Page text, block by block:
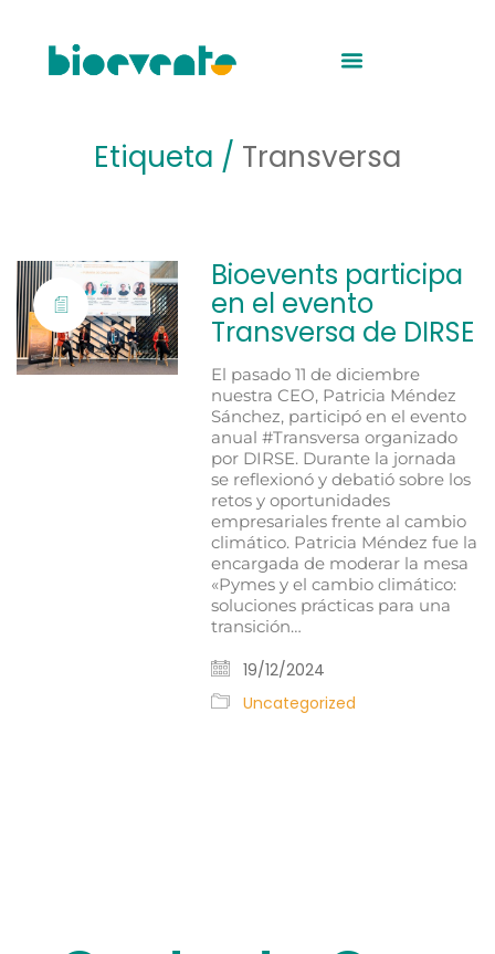
Etiqueta / Transversa
Bioevents participa
en el evento
Transversa de DIRSE
El pasado 11 de diciembre
nuestra CEO, Patricia Méndez
Sánchez, participó en el evento
anual #Transversa organizado
por DIRSE. Durante la jornada
se reflexionó y debatió sobre los
retos y oportunidades
empresariales frente al cambio
climático. Patricia Méndez fue la
encargada de moderar la mesa
«Pymes y el cambio climático:
soluciones prácticas para una
transición…
19/12/2024
Uncategorized